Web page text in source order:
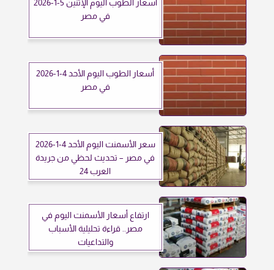
أسعار الطوب اليوم الإثنين 5-1-2026
في مصر
أسعار الطوب اليوم الأحد 4-1-2026
في مصر
سعر الأسمنت اليوم الأحد 4-1-2026
في مصر – تحديث لحظي من جريدة
العرب 24
ارتفاع أسعار الأسمنت اليوم في
مصر.. قراءة تحليلية الأسباب
والتداعيات